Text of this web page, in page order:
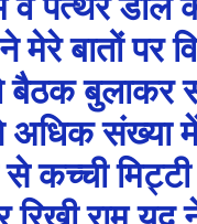
बातों पर
बैठक
अधिक संख्या
कच्ची